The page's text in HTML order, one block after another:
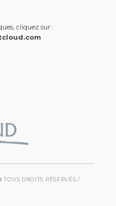
cliquez sur :
DROITS RÉSERVÉS /